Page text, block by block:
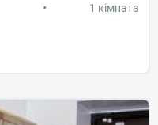
• 1 кімната